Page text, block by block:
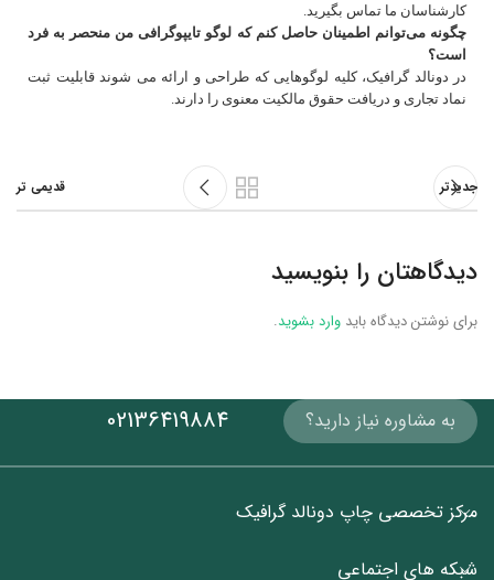
کارشناسان ما تماس بگیرید.
چگونه می‌توانم اطمینان حاصل کنم که لوگو تایپوگرافی من منحصر به فرد
است؟
در دونالد گرافیک، کلیه لوگوهایی که طراحی و ارائه می شوند قابلیت ثبت
نماد تجاری و دریافت حقوق مالکیت معنوی را دارند.
جدیدتر قدیمی تر
دیدگاهتان را بنویسید
برای نوشتن دیدگاه باید وارد بشوید.
به مشاوره نیاز دارید؟ 02136419884
شبکه های اجتماعی
مرکز تخصصی چاپ دونالد گرافیک